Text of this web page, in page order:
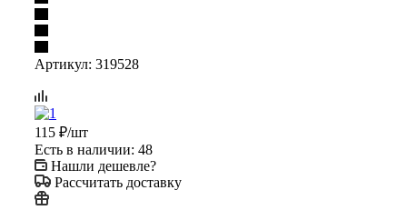
Артикул: 319528
115 ₽/шт
Есть в наличии: 48
Нашли дешевле?
Рассчитать доставку